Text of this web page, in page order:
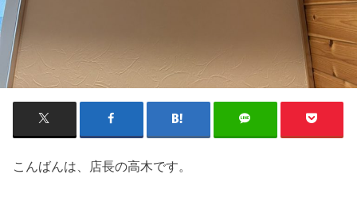
こんばんは、店長の高木です。